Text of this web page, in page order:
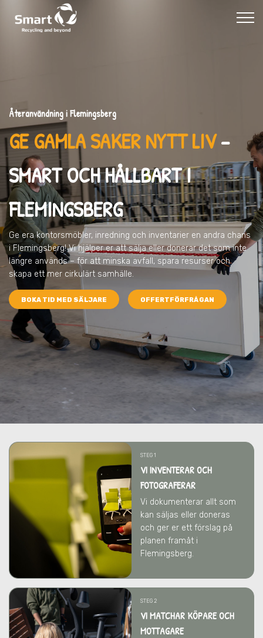
Återanvändning i Flemingsberg
GE GAMLA SAKER NYTT LIV–
SMART OCH HÅLLBART I
FLEMINGSBERG
Ge era kontorsmöbler, inredning och inventarier en andra chans
i Flemingsberg! Vi hjälper er att sälja eller donerar det som inte
längre används – för att minska avfall, spara resurser och
skapa ett mer cirkulärt samhälle.
BOKA TID MED SÄLJARE OFFERTFÖRFRÅGAN
STEG 1
VI INVENTERAR OCH
FOTOGRAFERAR
Vi dokumenterar allt som
kan säljas eller doneras
och ger er ett förslag på
planen framåt i
Flemingsberg.
STEG 2
VI MATCHAR KÖPARE OCH
MOTTAGARE